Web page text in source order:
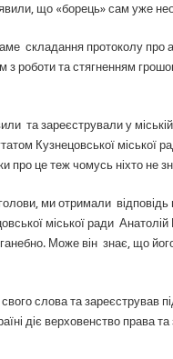
що «борець» сам уже
складання протоколу про
роботи та стягненням
та зареєстрували у
Кузнецовської міської
про це теж чомусь ніхто не
голови, ми отримали
міської ради Анатолій
Може він знає, що
слова та зареєстрував
діє верховенство права